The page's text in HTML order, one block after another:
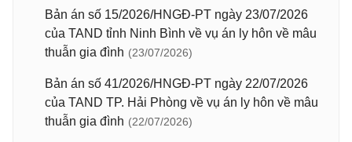
Bản án số 15/2026/HNGĐ-PT ngày 23/07/2026
của TAND tỉnh Ninh Bình về vụ án ly hôn về mâu
thuẫn gia đình (23/07/2026)
Bản án số 41/2026/HNGĐ-PT ngày 22/07/2026
của TAND TP. Hải Phòng về vụ án ly hôn về mâu
thuẫn gia đình (22/07/2026)